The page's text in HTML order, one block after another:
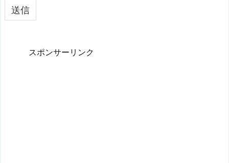
スポンサーリンク